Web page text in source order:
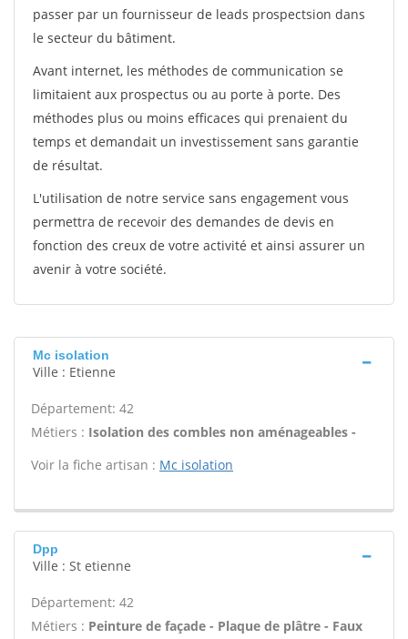
passer par un fournisseur de leads prospectsion dans
le secteur du bâtiment.
Avant internet, les méthodes de communication se
limitaient aux prospectus ou au porte à porte. Des
méthodes plus ou moins efficaces qui prenaient du
temps et demandait un investissement sans garantie
de résultat.
L'utilisation de notre service sans engagement vous
permettra de recevoir des demandes de devis en
fonction des creux de votre activité et ainsi assurer un
avenir à votre société.
Mc isolation
Ville : Etienne
Département: 42
Métiers : Isolation des combles non aménageables -
Voir la fiche artisan : Mc isolation
Dpp
Ville : St etienne
Département: 42
Métiers : Peinture de façade - Plaque de plâtre - Faux